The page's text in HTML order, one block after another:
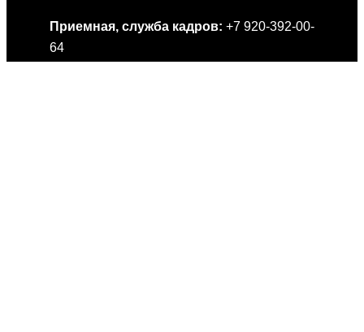
Приемная, служба кадров: +7 920-392-00-
64